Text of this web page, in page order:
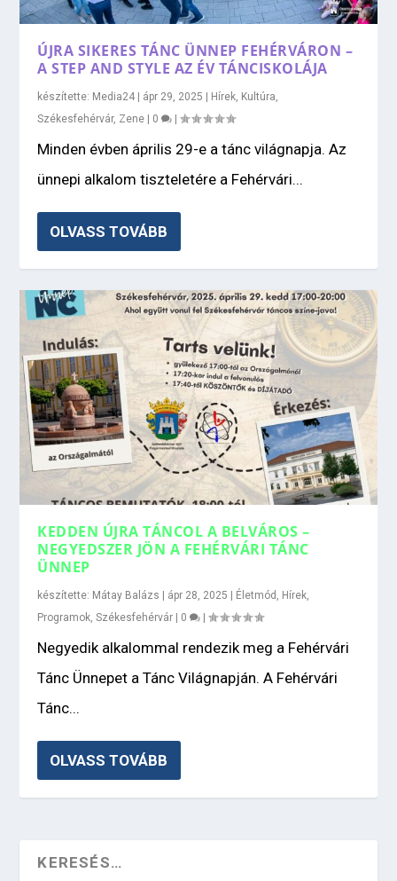
ÚJRA SIKERES TÁNC ÜNNEP FEHÉRVÁRON –
A STEP AND STYLE AZ ÉV TÁNCISKOLÁJA
készítette: Media24 ápr 29, 2025 Hírek, Kultúra,
Székesfehérvár, Zene 0 |
Minden évben április 29-e a tánc világnapja. Az
ünnepi alkalom tiszteletére a Fehérvári...
OLVASS TOVÁBB
KEDDEN ÚJRA TÁNCOL A BELVÁROS –
NEGYEDSZER JÖN A FEHÉRVÁRI TÁNC
ÜNNEP
készítette: Mátay Balázs ápr 28, 2025 Életmód , Hírek,
Programok,Székesfehérvár 0 |
Negyedik alkalommal rendezik meg a Fehérvári
Tánc Ünnepet a Tánc Világnapján. A Fehérvári
Tánc...
OLVASS TOVÁBB